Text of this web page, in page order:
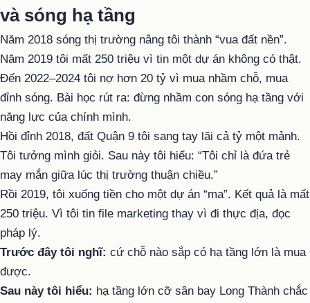
và sóng hạ tầng
Năm 2018 sóng thị trường nâng tôi thành “vua đất nền”.
Năm 2019 tôi mất 250 triệu vì tin một dự án không có thật.
Đến 2022–2024 tôi nợ hơn 20 tỷ vì mua nhầm chỗ, mua
đỉnh sóng. Bài học rút ra: đừng nhầm con sóng hạ tầng với
năng lực của chính mình.
Hồi đỉnh 2018, đất Quận 9 tôi sang tay lãi cả tỷ một mảnh.
Tôi tưởng mình giỏi. Sau này tôi hiểu: “Tôi chỉ là đứa trẻ
may mắn giữa lúc thị trường thuận chiều.”
Rồi 2019, tôi xuống tiền cho một dự án “ma”. Kết quả là mất
250 triệu. Vì tôi tin file marketing thay vì đi thực địa, đọc
pháp lý.
Trước đây tôi nghĩ: cứ chỗ nào sắp có hạ tầng lớn là mua
được.
Sau này tôi hiểu: hạ tầng lớn cỡ sân bay Long Thành chắc